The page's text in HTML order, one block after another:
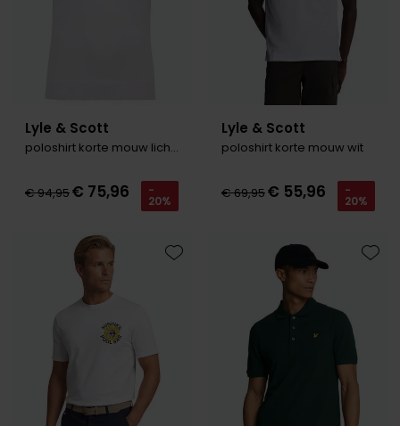
Lyle & Scott
poloshirt korte mouw lichtblauw
€ 94,95€ 75,96 -
20%
Lyle & Scott
poloshirt korte mouw wit
€ 69,95€ 55,96 -
20%
Toevoegen aan favorieten